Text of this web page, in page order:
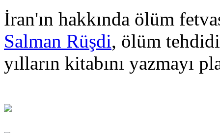
İran'ın hakkında ölüm
Salman Rüşdi, ölüm
yılların kitabını yazmayı